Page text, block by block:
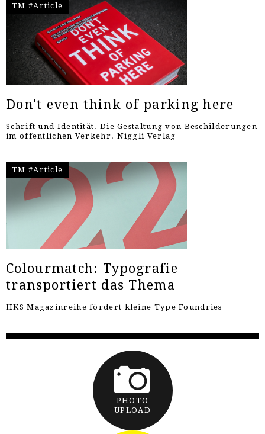
TM #Article
Don't even think of parking here
Schrift und Identität. Die Gestaltung von Beschilderungen
im öffentlichen Verkehr. Niggli Verlag
TM #Article
Colourmatch: Typografie
transportiert das Thema
HKS Magazinreihe fördert kleine Type Foundries
PHOTO
UPLOAD